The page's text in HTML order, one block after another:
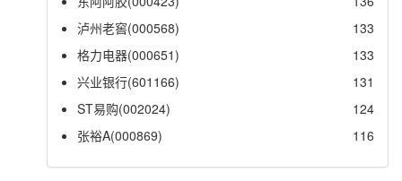
泸州老窖(000568)
133
格力电器(000651)
133
兴业银行(601166)
131
ST易购(002024)
124
张裕A(000869)
116